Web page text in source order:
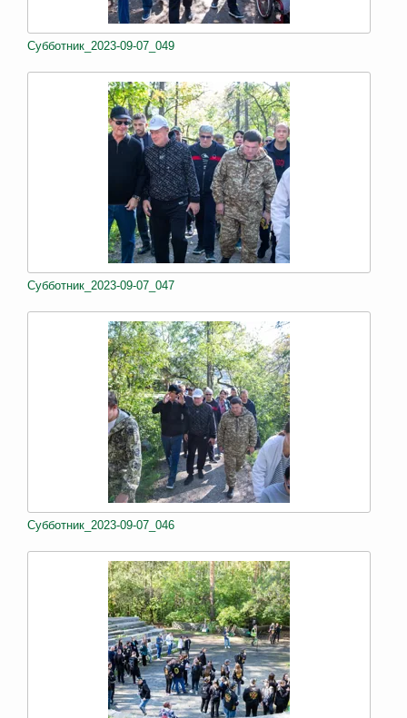
Субботник_2023-09-07_049
Субботник_2023-09-07_047
Субботник_2023-09-07_046